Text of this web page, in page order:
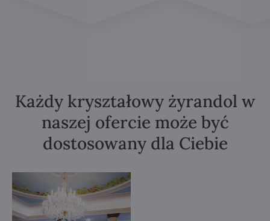
Każdy kryształowy żyrandol w
naszej ofercie może być
dostosowany dla Ciebie